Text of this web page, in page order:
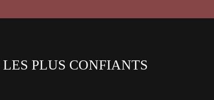
PLUS CONFIANTS